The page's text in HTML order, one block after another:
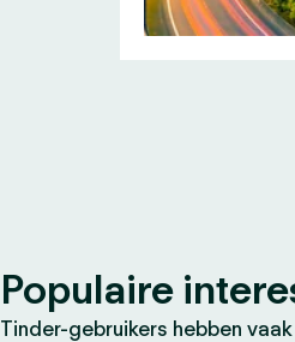
Populaire
Tinder-gebruikers hebben